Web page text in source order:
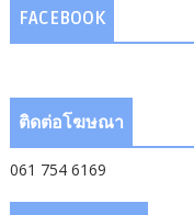
FACEBOOK
ติดต่อโฆษณา
061 754 6169